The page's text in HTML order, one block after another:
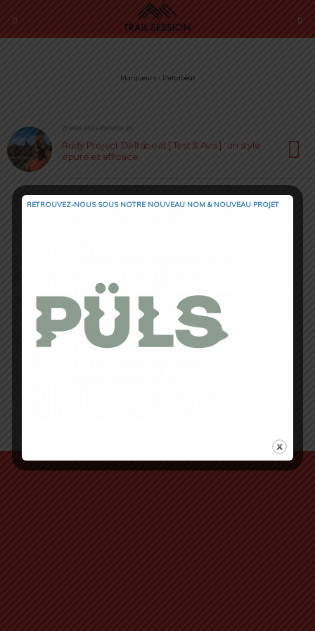
Marqueurs › Deltabeat
22 MARS 2022 • PAR NADIA JAS
Rudy Project Deltabeat [ Test & Avis ] : un style
épuré et efficace
RETROUVEZ-NOUS SOUS NOTRE NOUVEAU NOM & NOUVEAU PROJET